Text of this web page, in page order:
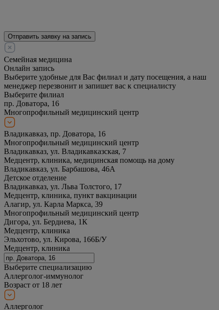
Отправить заявку на запись
Семейная медицина
Онлайн запись
Выберите удобные для Вас филиал и дату посещения, а наш
менеджер перезвонит и запишет вас к специалисту
Выберите филиал
пр. Доватора, 16
Многопрофильный медицинский центр
Владикавказ, пр. Доватора, 16
Многопрофильный медицинский центр
Владикавказ, ул. Владикавказская, 7
Медцентр, клиника, медицинская помощь на дому
Владикавказ, ул. Барбашова, 46А
Детское отделение
Владикавказ, ул. Льва Толстого, 17
Медцентр, клиника, пункт вакцинации
Алагир, ул. Карла Маркса, 39
Многопрофильный медицинский центр
Дигора, ул. Бердиева, 1К
Медцентр, клиника
Эльхотово, ул. Кирова, 166Б/У
Медцентр, клиника
Выберите специализацию
Аллерголог-иммунолог
Возраст от 18 лет
Аллерголог